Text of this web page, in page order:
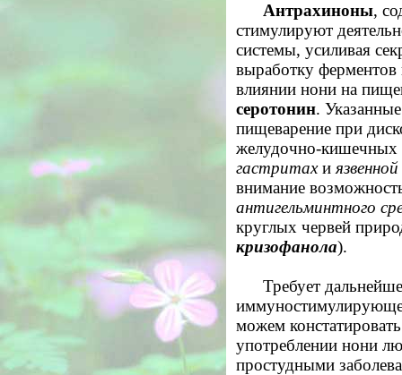
Антрахиноны,
стимулируют
системы, усиливая
выработку
влиянии нони на
серотонин.
пищеварение при
желудочно-кишечных
гастритахи
внимание
антигельминтного
круглых червей
кризофанола).
Требует
можем
употреблении нони
простудными